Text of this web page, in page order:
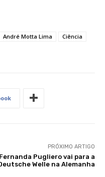
André Motta Lima
Ciência
PRÓXIMO ARTIGO
Fernanda Pugliero vai para a
Welle na Alemanha